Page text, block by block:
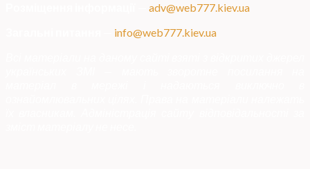
adv@web777.kiev.ua
info@web777.kiev.ua